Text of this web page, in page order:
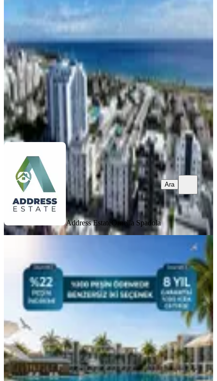
50 Ay Vadeli, Taşınmaya Hazır
Daireler – İskele Long Beach Bölgesi
1+1·
106.500 £
Address Estate Ornella Spadola
Ara
Address EstateOrnella Spadola
Ara
Kuzey Kıbrıs İskele Bölgesinde 8 Yıl
%12.5 Kira Garantili Daireler
İskele, Zeybekköy Köyü
Stüdyo·51 m²·1. Kat·28.04.2026
117.000 £
Address EstateOrnella Spadola
Ara